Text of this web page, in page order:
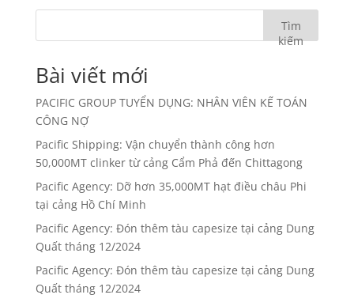
Tìm
kiếm
Bài viết mới
PACIFIC GROUP TUYỂN DỤNG: NHÂN VIÊN KẾ TOÁN
CÔNG NỢ
Pacific Shipping: Vận chuyển thành công hơn
50,000MT clinker từ cảng Cẩm Phả đến Chittagong
Pacific Agency: Dỡ hơn 35,000MT hạt điều châu Phi
tại cảng Hồ Chí Minh
Pacific Agency: Đón thêm tàu capesize tại cảng Dung
Quất tháng 12/2024
Pacific Agency: Đón thêm tàu capesize tại cảng Dung
Quất tháng 12/2024